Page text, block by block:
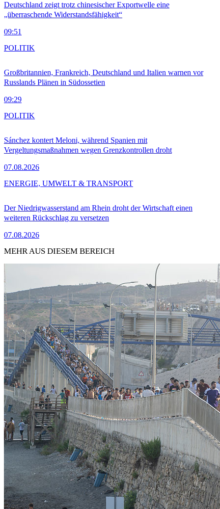
Deutschland zeigt trotz chinesischer Exportwelle eine
„überraschende Widerstandsfähigkeit“
09:51
Großbritannien, Frankreich, Deutschland und Italien warnen vor
Russlands Plänen in Südossetien
09:29
POLITIK
Sánchez kontert Meloni, während Spanien mit
Vergeltungsmaßnahmen wegen Grenzkontrollen droht
07.08.2026
POLITIK
Der Niedrigwasserstand am Rhein droht der Wirtschaft einen
weiteren Rückschlag zu versetzen
07.08.2026
ENERGIE, UMWELT & TRANSPORT
MEHR AUS DIESEM BEREICH